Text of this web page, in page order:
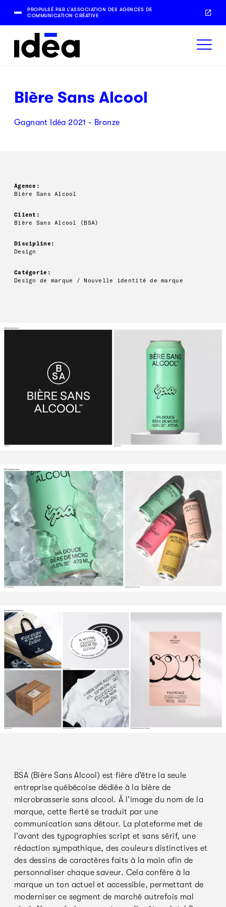
PROPULSÉ PAR L’ASSOCIATION DES AGENCES DE
COMMUNICATION CRÉATIVE
Bière Sans Alcool
Gagnant Idéa 2021 - Bronze
Agence:
Bière Sans Alcool
Client:
Bière Sans Alcool (BSA)
Discipline:
Design
Catégorie:
Design de marque / Nouvelle identité de marque
BSA (Bière Sans Alcool) est fière d’être la seule
entreprise québécoise dédiée à la bière de
microbrasserie sans alcool. À l’image du nom de la
marque, cette fierté se traduit par une
communication sans détour. La plateforme met de
l’avant des typographies script et sans sérif, une
rédaction sympathique, des couleurs distinctives et
des dessins de caractères faits à la main afin de
personnaliser chaque saveur. Cela confère à la
marque un ton actuel et accessible, permettant de
moderniser ce segment de marché autrefois mal